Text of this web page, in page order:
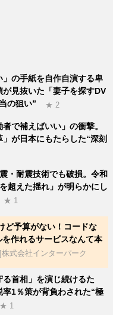
」の手紙を自作自演する卑
見抜いた「妻子を探すDV
の狙い”
★ 2
者で補えばいい」の衝撃。
が日本にもたらした“深刻
・耐震技術でも破損。令和
超えた揺れ」が明らかにし
★ 1
ど予算がない！コードな
を作れるサービスなんて本
株式会社インターパーク
首相」を演じ続けるた
1％策が背負わされた“極
★ 1